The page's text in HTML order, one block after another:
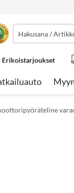
Erikoistarjoukset